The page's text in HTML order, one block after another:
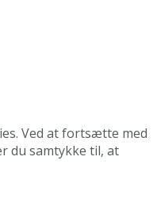
Ved at fortsætte med
du samtykke til, at